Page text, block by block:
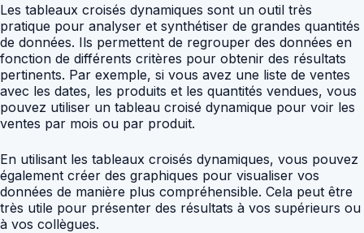
Les tableaux croisés dynamiques sont un outil très
pratique pour analyser et synthétiser de grandes quantités
de données. Ils permettent de regrouper des données en
fonction de différents critères pour obtenir des résultats
pertinents. Par exemple, si vous avez une liste de ventes
avec les dates, les produits et les quantités vendues, vous
pouvez utiliser un tableau croisé dynamique pour voir les
ventes par mois ou par produit.
En utilisant les tableaux croisés dynamiques, vous pouvez
également créer des graphiques pour visualiser vos
données de manière plus compréhensible. Cela peut être
très utile pour présenter des résultats à vos supérieurs ou
à vos collègues.